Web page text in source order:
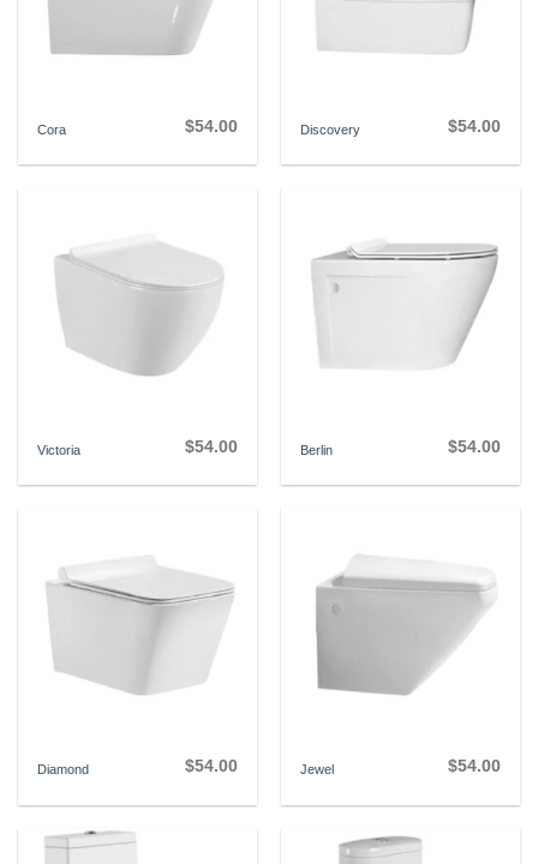
Cora $54.00 Discovery $54.00
Victoria $54.00 Berlin $54.00
Diamond $54.00 Jewel $54.00